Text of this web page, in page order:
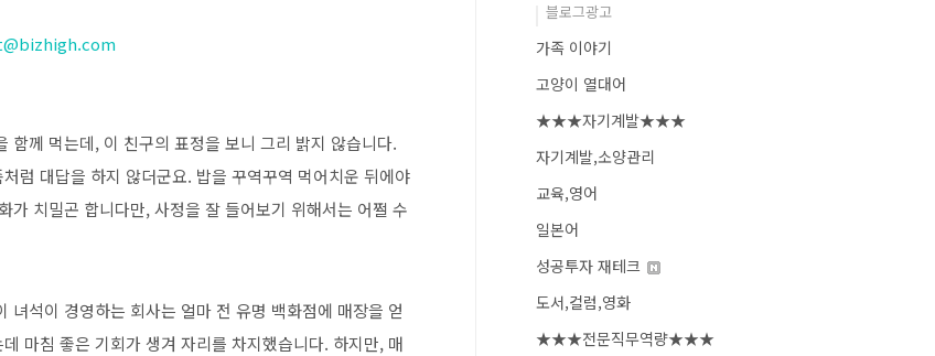
께 먹는데, 이 친구의 표정을 보니 그리 밝지 않습니다.
럼 대답을 하지 않더군요. 밥을 꾸역꾸역 먹어치운 뒤에야
치밀곤 합니다만, 사정을 잘 들어보기 위해서는 어쩔 수
석이 경영하는 회사는 얼마 전 유명 백화점에 매장을 얻
마침 좋은 기회가 생겨 자리를 차지했습니다. 하지만, 매
블로그광고
가족 이야기
고양이 열대어
★★★자기계발★★★
자기계발,소양관리
교육,영어
일본어
성공투자 재테크
도서,컬럼,영화
★★★전문직무역량★★★